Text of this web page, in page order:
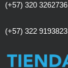
(+57) 320 3262736
(+57) 322 9193823